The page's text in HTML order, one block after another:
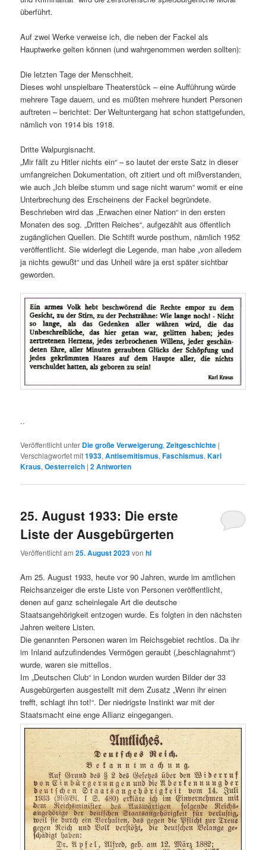
überführt.
Auf zwei Werke verweise ich, die neben der Fackel als
Hauptwerke gelten können (und wahrgenommen werden sollten):
Die letzten Tage der Menschheit.
Dieses wohl unspielbare Theaterstück – eine Aufführung würde
mehrere Tage dauern, und es müßten mehrere hundert Personen
auftreten – berichtet: Der Weltuntergang hat schon stattgefunden,
nämlich von 1914 bis 1918.
Dritte Walpurgisnacht.
„Mir fällt zu Hitler nichts ein“ – so lautet der erste Satz in dieser
umfangreichen Dokumentation, oft zitiert und oft mißverstanden,
wie auch „Ich bleibe stumm und sage nicht warum“ womit er eine
Unterbrechung des Erscheinens der Fackel begründete.
Beschrieben wird das „Erwachen einer Nation“ in den ersten
Monaten des sog. „Dritten Reiches“, aufgezählt aus öffentlich
zugänglichen Quellen. Die Schtift wurde posthum, nämlich 1952
veröffentlicht. Sie widerlegt die Legende, man habe „von alledem
ja nichts gewußt“ und das Unheil wäre ja erst später sichtbar
geworden.
..
Veröffentlicht unter Die große Verweigerung,Zeitgeschichte |
Verschlagwortet mit1933,Antisemitismus,Faschismus,Karl
Kraus,Oesterreich |2Antworten
25. August 1933: Die erste
Liste der Ausgebürgerten
Veröffentlicht am25. August 2023vonhl
Am 25. August 1933, heute vor 90 Jahren, wurde im amtlichen
Reichsanzeiger die erste Liste von Personen veröffentlicht,
denen auf ganz scheinlegale Art die deutsche
Staatsangehörigkeit entzogen wurde. Es folgten in den nächsten
Jahren weitere Listen.
Die genannten Personen waren im Reichsgebiet rechtlos. Da ihr
im Inland aufzufindendes Vermögen geraubt („beschlagnahmt“)
wurde, waren sie mittellos.
Im „Deutschen Club“ in London wurden wurden Bilder der 33
Ausgebürgerten ausgestellt mit dem Zusatz „Wenn ihr einen
trefft, schlagt ihn tot!“. Der niedrigste Instinkt war mit der
Staatsmacht eine enge Allianz eingegangen.